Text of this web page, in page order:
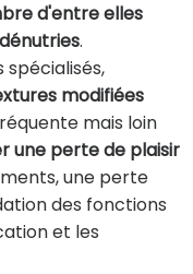
d'entre elles
.
spécialisés,
modifiées
mais loin
une perte de plaisir
une perte
des fonctions
et les